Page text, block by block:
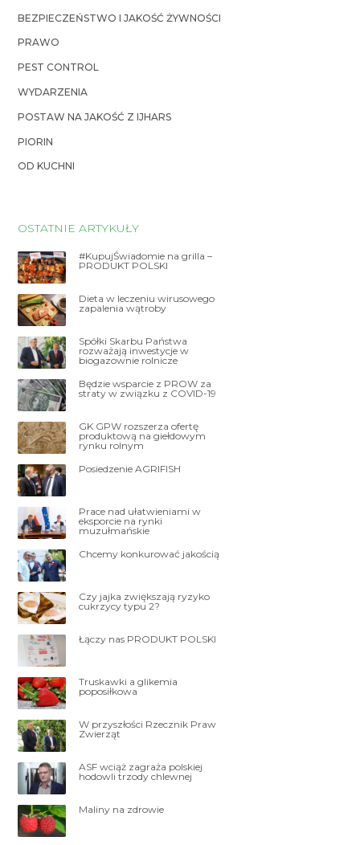
BEZPIECZEŃSTWO I JAKOŚĆ ŻYWNOŚCI
PRAWO
PEST CONTROL
WYDARZENIA
POSTAW NA JAKOŚĆ Z IJHARS
PIORIN
OD KUCHNI
OSTATNIE ARTYKUŁY
#KupujŚwiadomie na grilla –
PRODUKT POLSKI
Dieta w leczeniu wirusowego
zapalenia wątroby
Spółki Skarbu Państwa
rozważają inwestycje w
biogazownie rolnicze
Będzie wsparcie z PROW za
straty w związku z COVID-19
GK GPW rozszerza ofertę
produktową na giełdowym
rynku rolnym
Posiedzenie AGRIFISH
Prace nad ułatwieniami w
eksporcie na rynki
muzułmańskie
Chcemy konkurować jakością
Czy jajka zwiększają ryzyko
cukrzycy typu 2?
Łączy nas PRODUKT POLSKI
Truskawki a glikemia
poposiłkowa
W przyszłości Rzecznik Praw
Zwierząt
ASF wciąż zagraża polskiej
hodowli trzody chlewnej
Maliny na zdrowie